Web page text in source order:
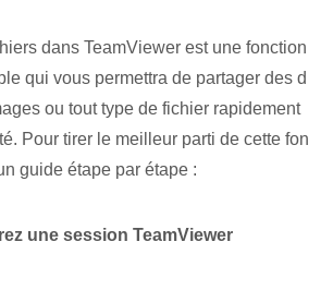
dans TeamViewer est une fonction
qui vous permettra de partager des d
ou tout type de fichier rapidement
Pour tirer le meilleur parti de cette fon
guide étape par étape :
une session ⁤TeamViewer